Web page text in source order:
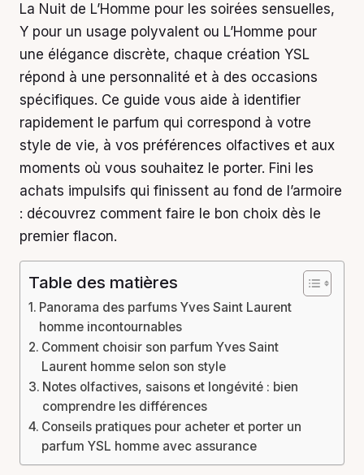
La Nuit de L’Homme pour les soirées sensuelles,
Y pour un usage polyvalent ou L’Homme pour
une élégance discrète, chaque création YSL
répond à une personnalité et à des occasions
spécifiques. Ce guide vous aide à identifier
rapidement le parfum qui correspond à votre
style de vie, à vos préférences olfactives et aux
moments où vous souhaitez le porter. Fini les
achats impulsifs qui finissent au fond de l’armoire
: découvrez comment faire le bon choix dès le
premier flacon.
Table des matières
Panorama des parfums Yves Saint Laurent
homme incontournables
Comment choisir son parfum Yves Saint
Laurent homme selon son style
Notes olfactives, saisons et longévité : bien
comprendre les différences
Conseils pratiques pour acheter et porter un
parfum YSL homme avec assurance